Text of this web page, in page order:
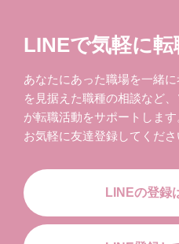
LINEで気軽に転
あなたにあった職場を一緒
を見据えた職種の相談など
が転職活動をサポートします
お気軽に友達登録してくださ
LINEの登録